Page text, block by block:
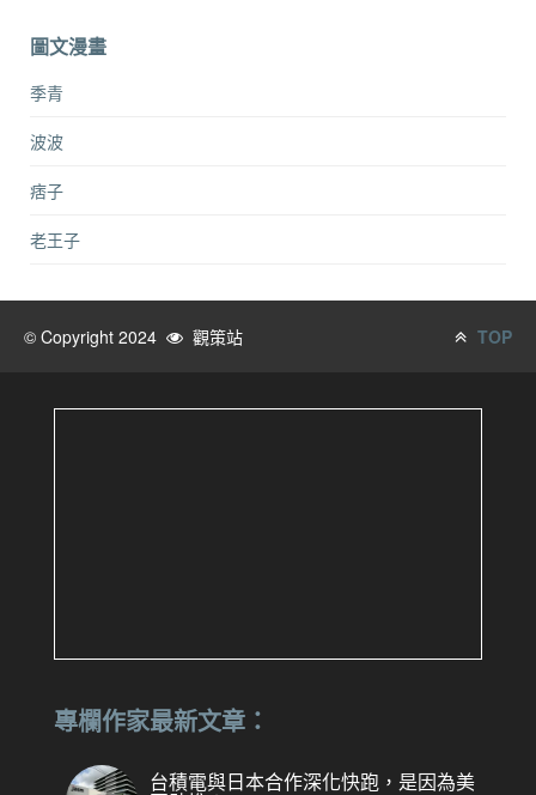
圖文漫畫
季青
波波
痞子
老王子
© Copyright 2024 觀策站 TOP
專欄作家最新文章：
台積電與日本合作深化快跑，是因為美